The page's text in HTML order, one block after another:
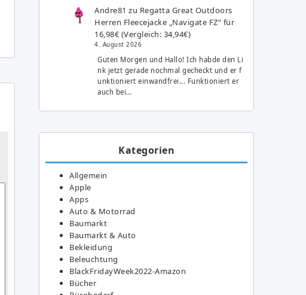
Andre81 zu Regatta Great Outdoors
Herren Fleecejacke „Navigate FZ“ für
16,98€ (Vergleich: 34,94€)
4. August 2026
Guten Morgen und Hallo! Ich habde den Li
nk jetzt gerade nochmal gecheckt und er f
unktioniert einwandfrei... Funktioniert er
auch bei…
Kategorien
Allgemein
Apple
Apps
Auto & Motorrad
Baumarkt
Baumarkt & Auto
Bekleidung
Beleuchtung
BlackFridayWeek2022-Amazon
Bücher